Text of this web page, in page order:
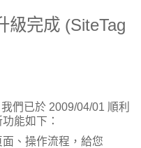
級完成 (SiteTag
們已於 2009/04/01 順利
能如下：
、操作流程，給您